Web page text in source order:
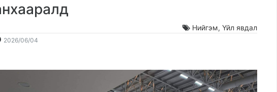
Нийгэм,Үйл явдал
2026/06/04